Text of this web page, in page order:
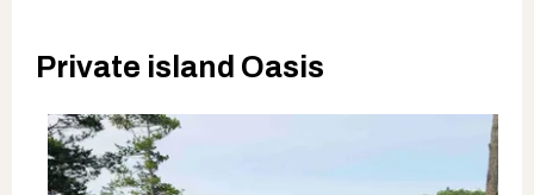
Private island Oasis